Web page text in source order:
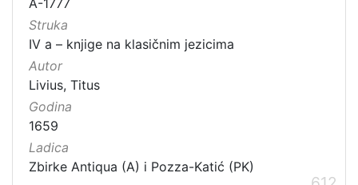
Struka
IV a – knjige na klasičnim jezicima
Autor
Livius, Titus
Godina
1659
Ladica
Zbirke Antiqua (A) i Pozza-Katić (PK)